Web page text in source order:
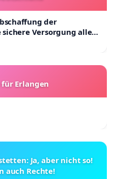
der
Versorgung aller
Erlangen
Ja, aber nicht so!
auch Rechte!